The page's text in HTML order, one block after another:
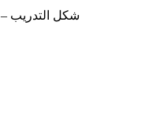
شكل التدريب –